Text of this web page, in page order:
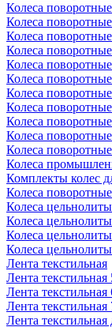
Колеса
Колеса
Колеса
Колеса
Колеса
Колеса
Колеса
Колеса
Колеса
Колеса
Колеса
Колеса
Комплекты колес
Колеса
Колеса
Колеса
Колеса
Колеса
Лента текстильная
Лента текстильная
Лента текстильная
Лента текстильная
Лента текстильная